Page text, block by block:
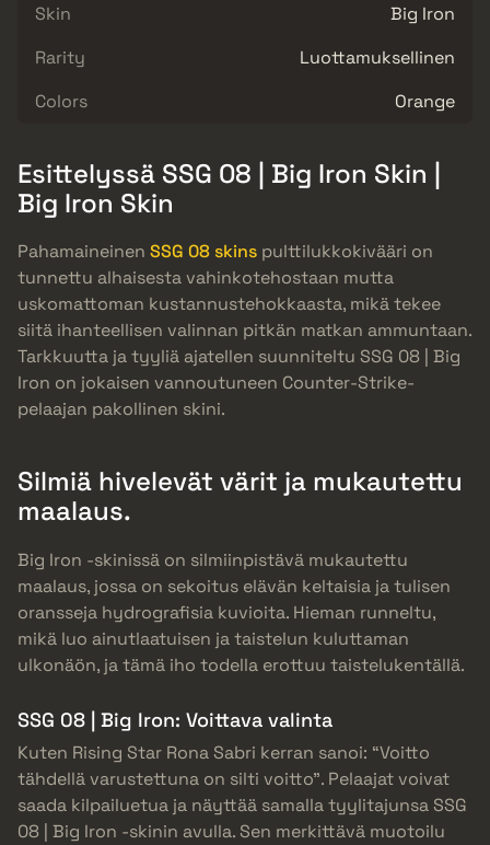
Skin
Big Iron
Rarity
Luottamuksellinen
Colors
Orange
Esittelyssä SSG 08 | Big Iron Skin |
Big Iron Skin
Pahamaineinen SSG 08 skins pulttilukkokivääri on
tunnettu alhaisesta vahinkotehostaan mutta
uskomattoman kustannustehokkaasta, mikä tekee
siitä ihanteellisen valinnan pitkän matkan ammuntaan.
Tarkkuutta ja tyyliä ajatellen suunniteltu SSG 08 | Big
Iron on jokaisen vannoutuneen Counter-Strike-
pelaajan pakollinen skini.
Silmiä hivelevät värit ja mukautettu
maalaus.
Big Iron -skinissä on silmiinpistävä mukautettu
maalaus, jossa on sekoitus elävän keltaisia ja tulisen
oransseja hydrografisia kuvioita. Hieman runneltu,
mikä luo ainutlaatuisen ja taistelun kuluttaman
ulkonäön, ja tämä iho todella erottuu taistelukentällä.
SSG 08 | Big Iron: Voittava valinta
Kuten Rising Star Rona Sabri kerran sanoi: “Voitto
tähdellä varustettuna on silti voitto”. Pelaajat voivat
saada kilpailuetua ja näyttää samalla tyylitajunsa SSG
08 | Big Iron -skinin avulla. Sen merkittävä muotoilu